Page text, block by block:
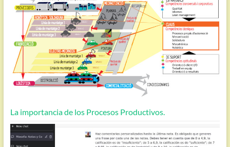
La importancia de los Procesos Productivos.